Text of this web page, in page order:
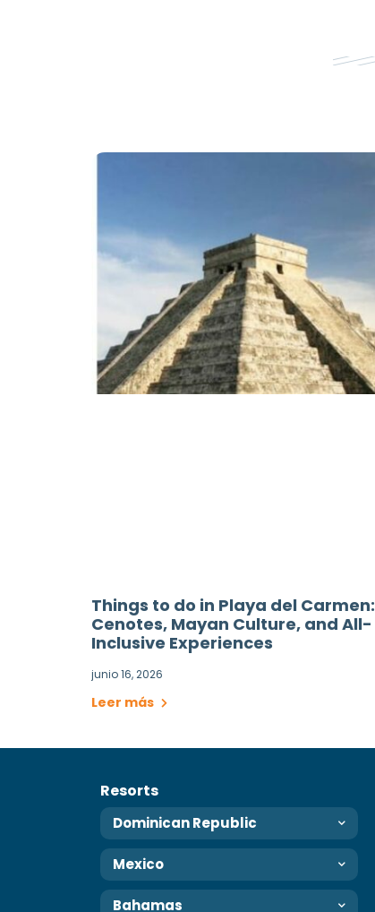
Things to do in Playa del Carmen:
Cenotes, Mayan Culture, and All-
Inclusive Experiences
junio 16, 2026
Leer más
Resorts
Dominican Republic
Mexico
Bahamas